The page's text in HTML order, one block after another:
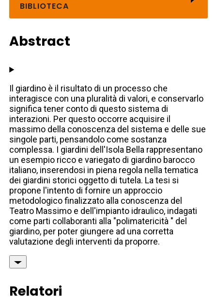
BIBLIOTECA
Abstract
Il giardino è il risultato di un processo che
interagisce con una pluralità di valori, e conservarlo
significa tener conto di questo sistema di
interazioni. Per questo occorre acquisire il
massimo della conoscenza del sistema e delle sue
singole parti, pensandolo come sostanza
complessa. I giardini dell'Isola Bella rappresentano
un esempio ricco e variegato di giardino barocco
italiano, inserendosi in piena regola nella tematica
dei giardini storici oggetto di tutela. La tesi si
propone l'intento di fornire un approccio
metodologico finalizzato alla conoscenza del
Teatro Massimo e dell'impianto idraulico, indagati
come parti collaboranti alla "polimatericità " del
giardino, per poter giungere ad una corretta
valutazione degli interventi da proporre.
Relatori